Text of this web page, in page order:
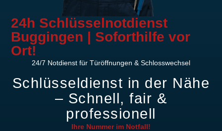
24h Schlüsselnotdienst
Buggingen | Soforthilfe vor
Ort!
24/7 Notdienst für Türöffnungen & Schlosswechsel
Schlüsseldienst in der Nähe
– Schnell, fair &
professionell
Ihre Nummer im Notfall!